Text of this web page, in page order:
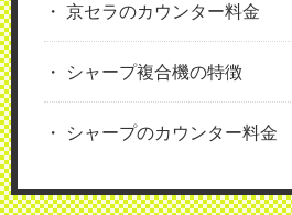
京セラのカウンター料金
シャープ複合機の特徴
シャープのカウンター料金